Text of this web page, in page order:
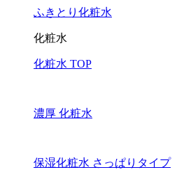
ふきとり化粧水
化粧水
化粧水 TOP
濃厚 化粧水
保湿化粧水 さっぱりタイプ